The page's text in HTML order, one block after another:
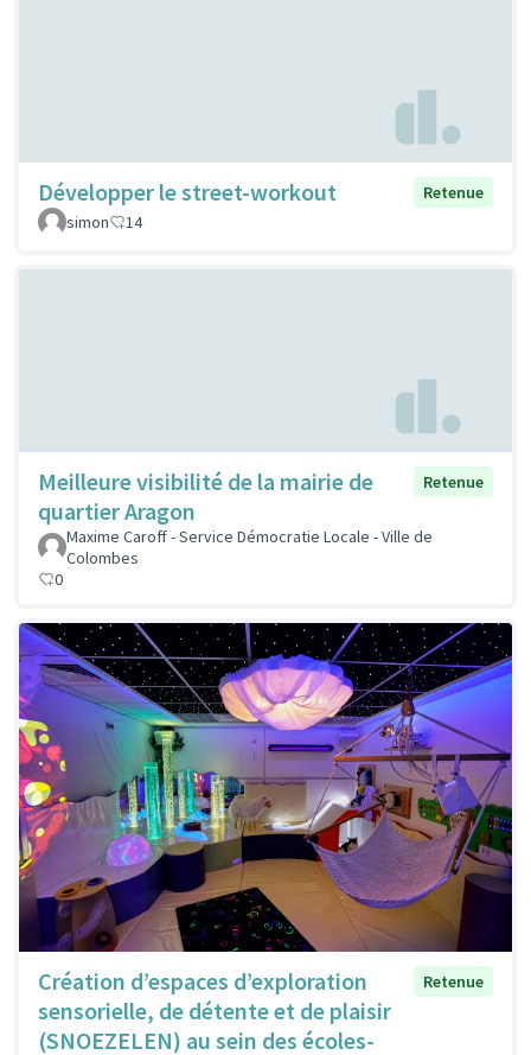
Développer le street-workout
Retenue
simon
14
Meilleure visibilité de la mairie de
quartier Aragon
Retenue
Maxime Caroff - Service Démocratie Locale - Ville de
Colombes
0
Création d’espaces d’exploration
sensorielle, de détente et de plaisir
(SNOEZELEN) au sein des écoles-
Retenue